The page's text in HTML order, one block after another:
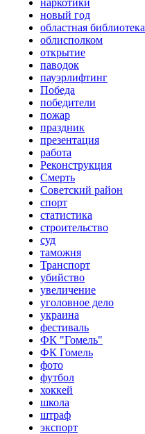
новый год
областная библиотека
облисполком
открытие
паводок
пауэрлифтинг
Победа
победители
пожар
праздник
презентация
работа
Реконструкция
Смерть
Советский район
спорт
статистика
строительство
суд
таможня
Транспорт
убийство
увеличение
уголовное дело
украина
фестиваль
ФК "Гомель"
ФК Гомель
фото
футбол
хоккей
школа
штраф
экспорт